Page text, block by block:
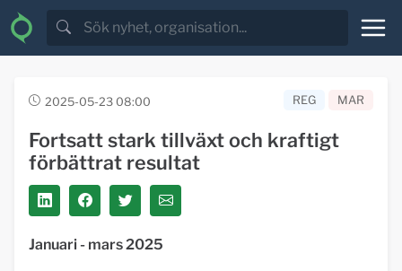
2025-05-23 08:00 REG MAR
Fortsatt stark tillväxt och kraftigt
förbättrat resultat
Januari - mars 2025